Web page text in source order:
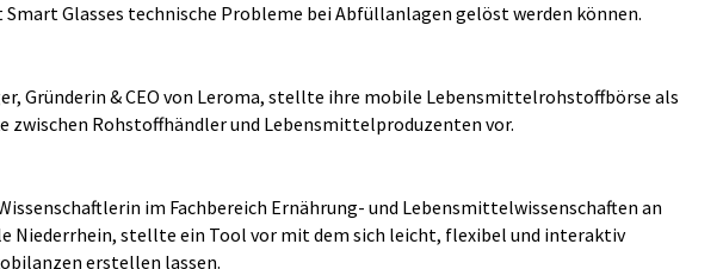
Glasses technische Probleme bei Abfüllanlagen gelöst werden können.
Gründerin & CEO von Leroma, stellte ihre mobile Lebensmittelrohstoffbörse als
zwischen Rohstoffhändler und Lebensmittelproduzenten vor.
im Fachbereich Ernährung- und Lebensmittelwissenschaften an
Niederrhein, stellte ein Tool vor mit dem sich leicht, flexibel und interaktiv
erstellen lassen.